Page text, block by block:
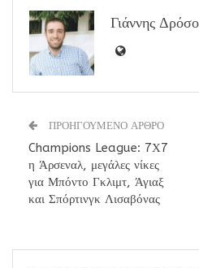
Γιάννης
ΠΡΟΗΓΟΥΜΕΝΟ ΑΡΘΡΟ
Champions League: 7Χ7
η Άρσεναλ, μεγάλες νίκες
για Μπόντο Γκλιμτ, Άγιαξ
και Σπόρτινγκ Λισαβόνας